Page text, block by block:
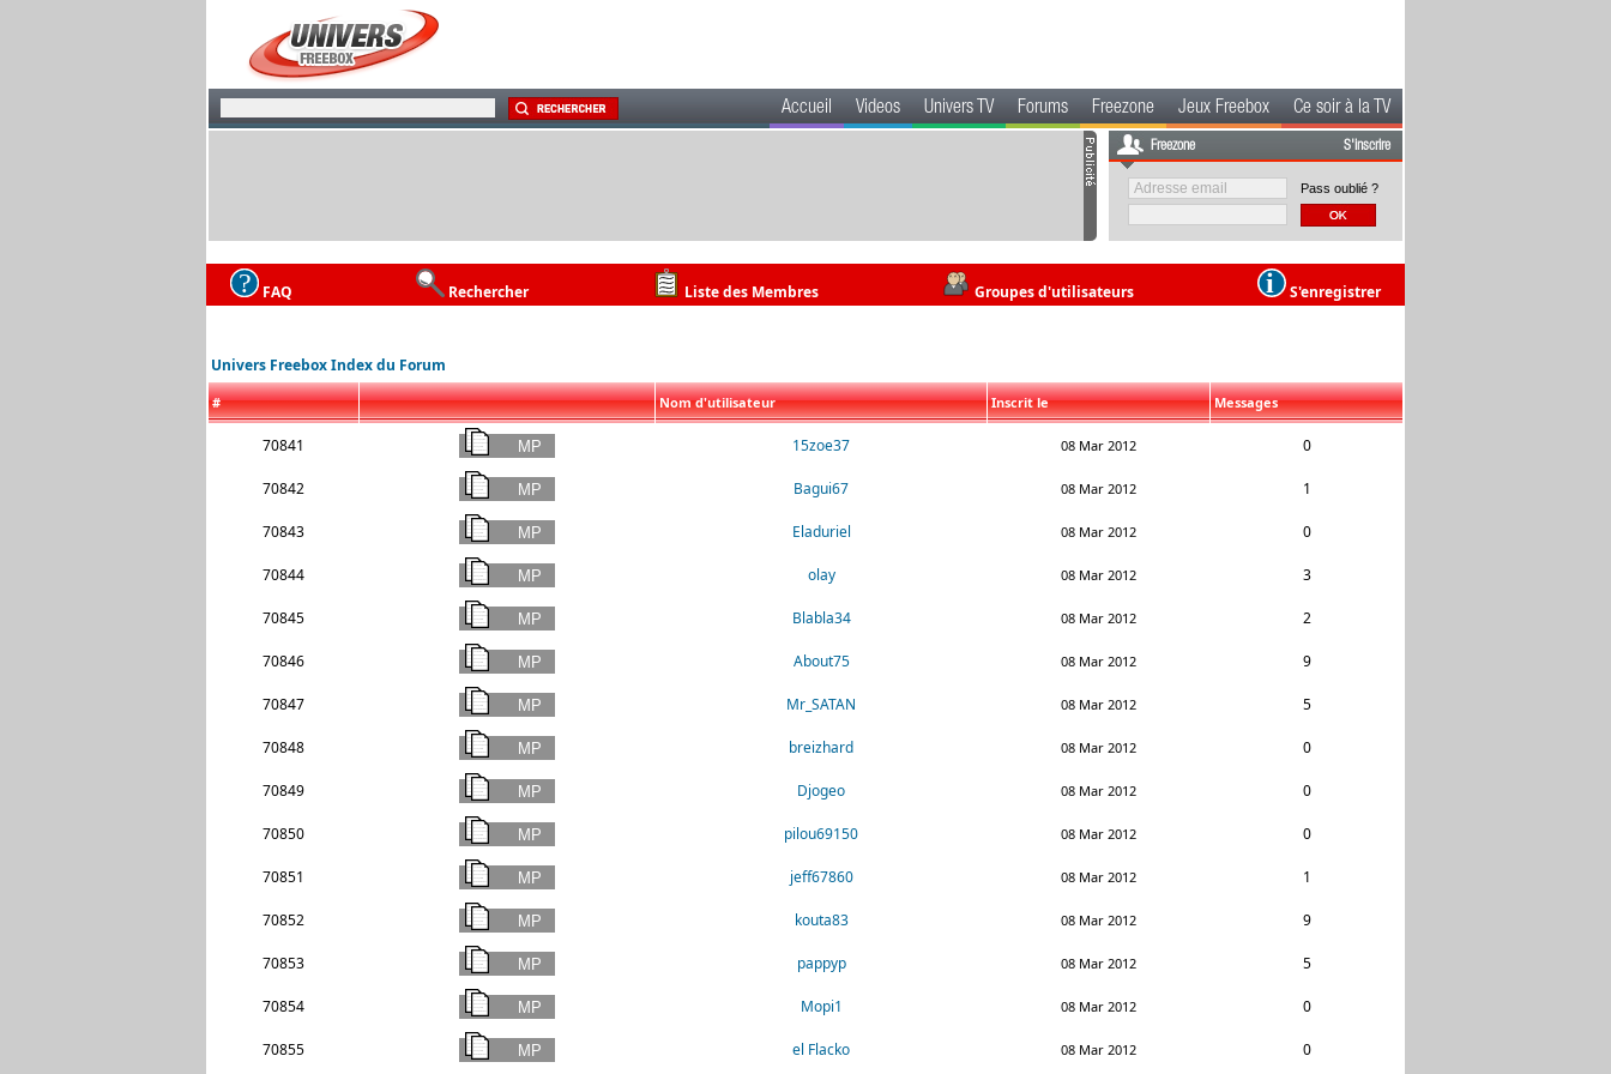
Accueil Videos Univers TV Forums Freezone Jeux Freebox Ce soir à la TV
Freezone S'inscrire
Pass oublié ?
FAQ Rechercher Liste des Membres Groupes d'utilisateurs S'enregistrer
Univers Freebox Index du Forum
# Nom d'utilisateur Inscrit le Messages
70841 15zoe37 08 Mar 2012 0
70842 Bagui67 08 Mar 2012 1
70843 Eladuriel 08 Mar 2012 0
70844 olay 08 Mar 2012 3
70845 Blabla34 08 Mar 2012 2
70846 About75 08 Mar 2012 9
70847 Mr_SATAN 08 Mar 2012 5
70848 breizhard 08 Mar 2012 0
70849 Djogeo 08 Mar 2012 0
70850 pilou69150 08 Mar 2012 0
70851 jeff67860 08 Mar 2012 1
70852 kouta83 08 Mar 2012 9
70853 pappyp 08 Mar 2012 5
70854 Mopi1 08 Mar 2012 0
70855 el Flacko 08 Mar 2012 0